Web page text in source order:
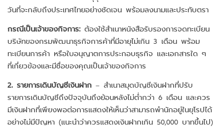
วันที่จะกลับถึงประเทศไทยอย่างชัดเจน พร้อมลงนามและประทับตรา
กรณีเป็นเจ้าของกิจการ: ต้องใช้สำเนาหนังสือรับรองการจดทะเบียน
บริษัทของกรมพัฒนาธุรกิจการค้าที่มีอายุไม่เกิน 3 เดือน พร้อม
ทะเบียนการค้า หรือใบอนุญาตการประกอบธุรกิจ และเอกสารใด ๆ
ที่เกี่ยวข้องและมีชื่อของคุณเป็นเจ้าของกิจการ
2. รายการเดินบัญชีเงินฝาก – สำเนาสมุดบัญชีเงินฝากที่ปรับ
รายการเดินบัญชีถึงปัจจุบันถึงย้อนหลังไม่ต่ำกว่า 6 เดือน และควร
มีเงินฝากที่เพียงพอต่อการแสดงให้เห็นว่าสามารถพำนักอยู่ในยุโรปได้
อย่างไม่มีปัญหา (แนะนำว่าควรแสดงเงินฝากเกิน 50,000 บาทขึ้นไป)